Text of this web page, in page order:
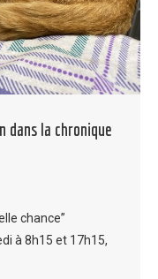
dans la chronique
chance”
à 8h15 et 17h15,